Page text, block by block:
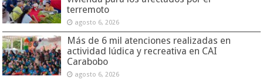
terremoto
agosto 6, 2026
Más de 6 mil atenciones realizadas en
actividad lúdica y recreativa en CAI
Carabobo
agosto 6, 2026